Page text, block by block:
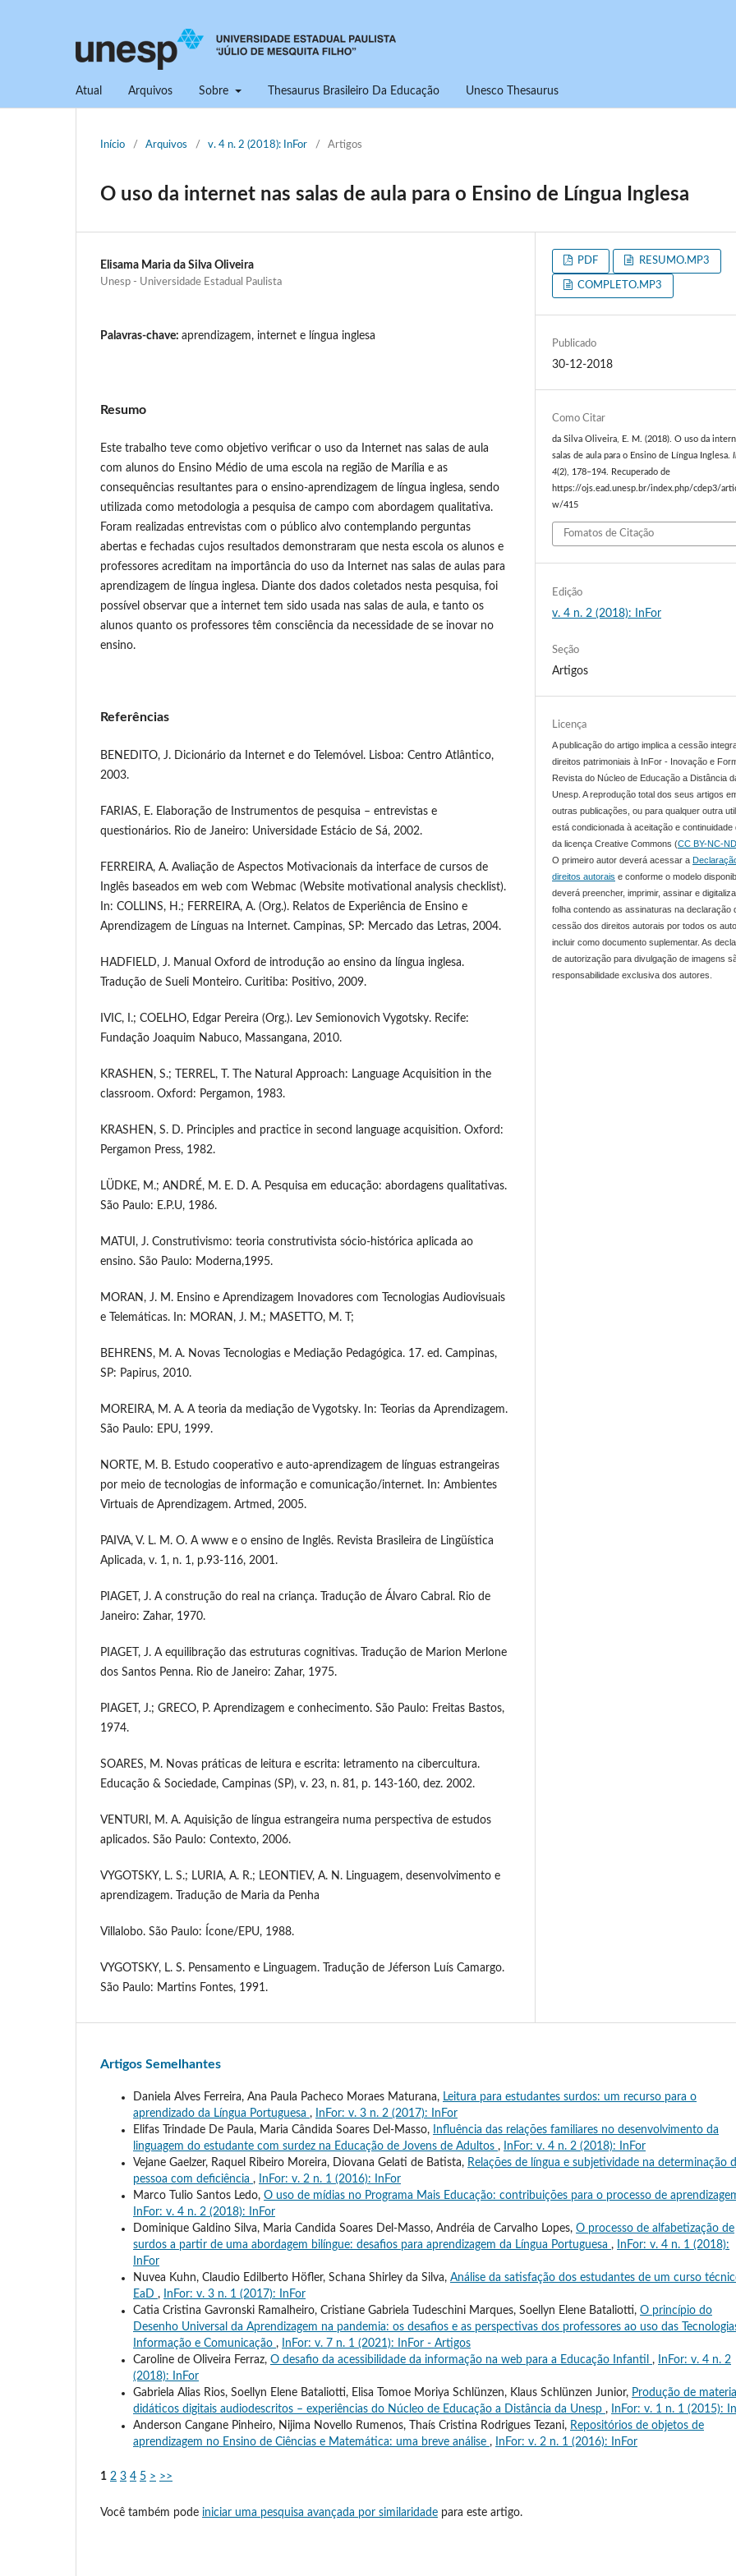
Atual Arquivos Sobre Thesaurus Brasileiro Da Educação Unesco Thesaurus
Início / Arquivos / v. 4 n. 2 (2018): InFor / Artigos
O uso da internet nas salas de aula para o Ensino de Língua Inglesa
Elisama Maria da Silva Oliveira
Unesp - Universidade Estadual Paulista
Palavras-chave: aprendizagem, internet e língua inglesa
Resumo
Este trabalho teve como objetivo verificar o uso da Internet nas salas de aula
com alunos do Ensino Médio de uma escola na região de Marília e as
consequências resultantes para o ensino-aprendizagem de língua inglesa, sendo
utilizada como metodologia a pesquisa de campo com abordagem qualitativa.
Foram realizadas entrevistas com o público alvo contemplando perguntas
abertas e fechadas cujos resultados demonstraram que nesta escola os alunos e
professores acreditam na importância do uso da Internet nas salas de aulas para
aprendizagem de língua inglesa. Diante dos dados coletados nesta pesquisa, foi
possível observar que a internet tem sido usada nas salas de aula, e tanto os
alunos quanto os professores têm consciência da necessidade de se inovar no
ensino.
Referências
BENEDITO, J. Dicionário da Internet e do Telemóvel. Lisboa: Centro Atlântico,
2003.
FARIAS, E. Elaboração de Instrumentos de pesquisa – entrevistas e
questionários. Rio de Janeiro: Universidade Estácio de Sá, 2002.
FERREIRA, A. Avaliação de Aspectos Motivacionais da interface de cursos de
Inglês baseados em web com Webmac (Website motivational analysis checklist).
In: COLLINS, H.; FERREIRA, A. (Org.). Relatos de Experiência de Ensino e
Aprendizagem de Línguas na Internet. Campinas, SP: Mercado das Letras, 2004.
HADFIELD, J. Manual Oxford de introdução ao ensino da língua inglesa.
Tradução de Sueli Monteiro. Curitiba: Positivo, 2009.
IVIC, I.; COELHO, Edgar Pereira (Org.). Lev Semionovich Vygotsky. Recife:
Fundação Joaquim Nabuco, Massangana, 2010.
KRASHEN, S.; TERREL, T. The Natural Approach: Language Acquisition in the
classroom. Oxford: Pergamon, 1983.
KRASHEN, S. D. Principles and practice in second language acquisition. Oxford:
Pergamon Press, 1982.
LÜDKE, M.; ANDRÉ, M. E. D. A. Pesquisa em educação: abordagens qualitativas.
São Paulo: E.P.U, 1986.
MATUI, J. Construtivismo: teoria construtivista sócio-histórica aplicada ao
ensino. São Paulo: Moderna,1995.
MORAN, J. M. Ensino e Aprendizagem Inovadores com Tecnologias Audiovisuais
e Telemáticas. In: MORAN, J. M.; MASETTO, M. T;
BEHRENS, M. A. Novas Tecnologias e Mediação Pedagógica. 17. ed. Campinas,
SP: Papirus, 2010.
MOREIRA, M. A. A teoria da mediação de Vygotsky. In: Teorias da Aprendizagem.
São Paulo: EPU, 1999.
NORTE, M. B. Estudo cooperativo e auto-aprendizagem de línguas estrangeiras
por meio de tecnologias de informação e comunicação/internet. In: Ambientes
Virtuais de Aprendizagem. Artmed, 2005.
PAIVA, V. L. M. O. A www e o ensino de Inglês. Revista Brasileira de Lingüística
Aplicada, v. 1, n. 1, p.93-116, 2001.
PIAGET, J. A construção do real na criança. Tradução de Álvaro Cabral. Rio de
Janeiro: Zahar, 1970.
PIAGET, J. A equilibração das estruturas cognitivas. Tradução de Marion Merlone
dos Santos Penna. Rio de Janeiro: Zahar, 1975.
PIAGET, J.; GRECO, P. Aprendizagem e conhecimento. São Paulo: Freitas Bastos,
1974.
SOARES, M. Novas práticas de leitura e escrita: letramento na cibercultura.
Educação & Sociedade, Campinas (SP), v. 23, n. 81, p. 143-160, dez. 2002.
VENTURI, M. A. Aquisição de língua estrangeira numa perspectiva de estudos
aplicados. São Paulo: Contexto, 2006.
VYGOTSKY, L. S.; LURIA, A. R.; LEONTIEV, A. N. Linguagem, desenvolvimento e
aprendizagem. Tradução de Maria da Penha
Villalobo. São Paulo: Ícone/EPU, 1988.
VYGOTSKY, L. S. Pensamento e Linguagem. Tradução de Jéferson Luís Camargo.
São Paulo: Martins Fontes, 1991.
PDF RESUMO.MP3
COMPLETO.MP3
Publicado
30-12-2018
Como Citar
da Silva Oliveira, E. M. (2018). O uso da
salas de aula para o Ensino de Língua Inglesa.
4(2), 178–194. Recuperado de
https://ojs.ead.unesp.br/index.php/cdep3/
w/415
Fomatos de Citação
Edição
v. 4 n. 2 (2018): InFor
Seção
Artigos
Licença
A publicação do artigo implica a cessão
direitos patrimoniais à InFor - Inovação e
Revista do Núcleo de Educação a Distância
Unesp. A reprodução total dos seus artigos
outras publicações, ou para qualquer outra
está condicionada à aceitação e continuidade
da licença Creative Commons (CC BY-NC-
O primeiro autor deverá acessar a
direitos autorais e conforme o modelo
deverá preencher, imprimir, assinar e
folha contendo as assinaturas na declaração
cessão dos direitos autorais por todos os
incluir como documento suplementar. As
de autorização para divulgação de imagens
responsabilidade exclusiva dos autores.
Artigos Semelhantes
Daniela Alves Ferreira, Ana Paula Pacheco Moraes Maturana, Leitura para estudantes surdos: um recurso para o
aprendizado da Língua Portuguesa ,
InFor: v. 3 n. 2 (2017): InFor
Elifas Trindade De Paula, Maria Cândida Soares Del-Masso,
Influência das relações familiares no desenvolvimento da
linguagem do estudante com surdez na Educação de Jovens de Adultos ,
InFor: v. 4 n. 2 (2018): InFor
Vejane Gaelzer, Raquel Ribeiro Moreira, Diovana Gelati de Batista, Relações de língua e subjetividade na determinação
pessoa com deficiência ,
InFor: v. 2 n. 1 (2016): InFor
Marco Tulio Santos Ledo, O uso de mídias no Programa Mais Educação: contribuições para o processo de
InFor: v. 4 n. 2 (2018): InFor
Dominique Galdino Silva, Maria Candida Soares Del-Masso, Andréia de Carvalho Lopes, O processo de alfabetização de
surdos a partir de uma abordagem bilíngue: desafios para aprendizagem da Língua Portuguesa ,
InFor: v. 4 n. 1 (2018):
InFor
Nuvea Kuhn, Claudio Edilberto Höfler, Schana Shirley da Silva, Análise da satisfação dos estudantes de um curso
EaD ,
InFor: v. 3 n. 1 (2017): InFor
Catia Cristina Gavronski Ramalheiro, Cristiane Gabriela Tudeschini Marques, Soellyn Elene Bataliotti, O princípio do
Desenho Universal da Aprendizagem na pandemia: os desafios e as perspectivas dos professores ao uso das
Informação e Comunicação ,
InFor: v. 7 n. 1 (2021): InFor - Artigos
Caroline de Oliveira Ferraz, O desafio da acessibilidade da informação na web para a Educação Infantil ,
InFor: v. 4 n. 2
(2018): InFor
Gabriela Alias Rios, Soellyn Elene Bataliotti, Elisa Tomoe Moriya Schlünzen, Klaus Schlünzen Junior, Produção de
didáticos digitais audiodescritos – experiências do Núcleo de Educação a Distância da Unesp ,
InFor: v. 1 n. 1 (2015):
Anderson Cangane Pinheiro, Nijima Novello Rumenos, Thaís Cristina Rodrigues Tezani, Repositórios de objetos de
aprendizagem no Ensino de Ciências e Matemática: uma breve análise , InFor: v. 2 n. 1 (2016): InFor
1 2 3 4 5 > >>
Você também pode iniciar uma pesquisa avançada por similaridade para este artigo.